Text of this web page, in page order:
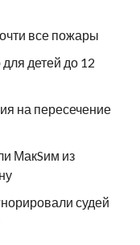
все пожары
детей до 12
на пересечение
МакSим из
судей